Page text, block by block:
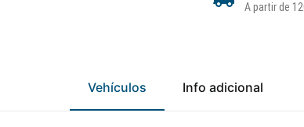
A partir de
Vehículos Info adicional